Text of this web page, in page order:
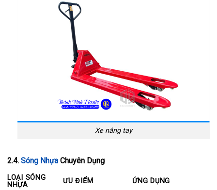
Xe nâng tay
2.4. Sóng Nhựa Chuyên Dụng
LOẠI SÓNG
NHỰA
ƯU ĐIỂM ỨNG DỤNG